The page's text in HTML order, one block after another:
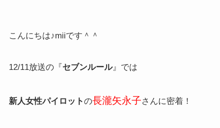
こんにちは♪miiです＾＾
12/11放送の『 セブンルール』では
新人女性パイロットの長瀧矢永子さんに密着！